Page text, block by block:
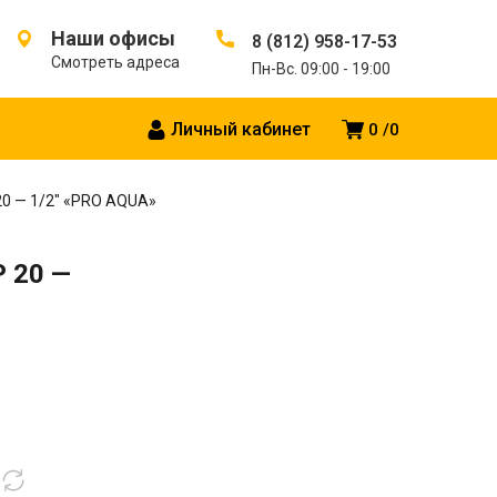
Наши офисы
Смотреть адреса
8 (812) 958-17-53
Пн-Вс. 09:00 - 19:00
0 0
Личный кабинет
— 1/2″ «PRO AQUA»
20 —